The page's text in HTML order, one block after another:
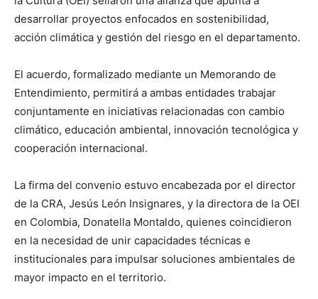
desarrollar proyectos enfocados en sostenibilidad,
acción climática y gestión del riesgo en el departamento.
El acuerdo, formalizado mediante un Memorando de
Entendimiento, permitirá a ambas entidades trabajar
conjuntamente en iniciativas relacionadas con cambio
climático, educación ambiental, innovación tecnológica y
cooperación internacional.
La firma del convenio estuvo encabezada por el director
de la CRA, Jesús León Insignares, y la directora de la OEI
en Colombia, Donatella Montaldo, quienes coincidieron
en la necesidad de unir capacidades técnicas e
institucionales para impulsar soluciones ambientales de
mayor impacto en el territorio.